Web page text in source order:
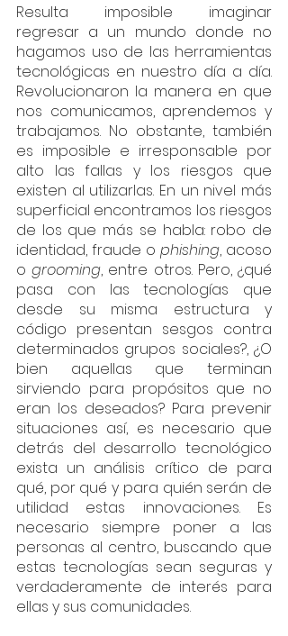
Resulta imposible imaginar
regresar a un mundo donde no
hagamos uso de las herramientas
tecnológicas en nuestro día a día.
Revolucionaron la manera en que
nos comunicamos, aprendemos y
trabajamos. No obstante, también
es imposible e irresponsable por
alto las fallas y los riesgos que
existen al utilizarlas. En un nivel más
superficial encontramos los riesgos
de los que más se habla: robo de
identidad, fraude o phishing, acoso
o grooming, entre otros. Pero, ¿qué
pasa con las tecnologías que
desde su misma estructura y
código presentan sesgos contra
determinados grupos sociales?, ¿O
bien aquellas que terminan
sirviendo para propósitos que no
eran los deseados? Para prevenir
situaciones así, es necesario que
detrás del desarrollo tecnológico
exista un análisis crítico de para
qué, por qué y para quién serán de
utilidad estas innovaciones. Es
necesario siempre poner a las
personas al centro, buscando que
estas tecnologías sean seguras y
verdaderamente de interés para
ellas y sus comunidades.